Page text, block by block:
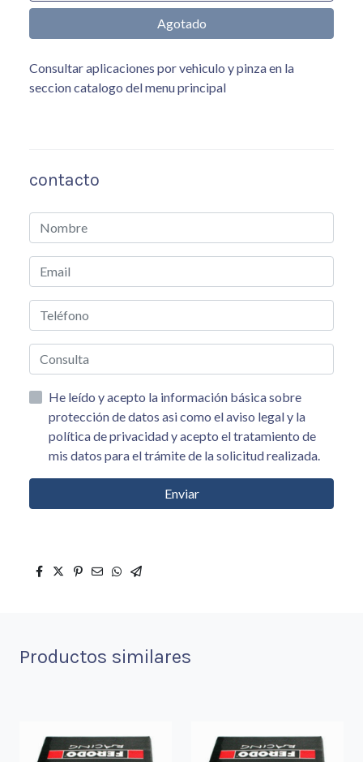
Agotado
Consultar aplicaciones por vehiculo y pinza en la
seccion catalogo del menu principal
contacto
He leído y acepto la información básica sobre
protección de datos asi como el aviso legal y la
política de privacidad y acepto el tratamiento de
mis datos para el trámite de la solicitud realizada.
Enviar
Productos similares